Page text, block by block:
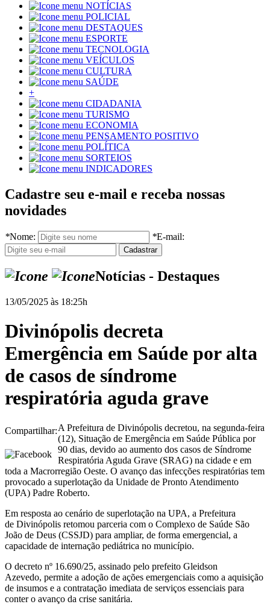
NOTÍCIAS
POLICIAL
DESTAQUES
ESPORTE
TECNOLOGIA
VEÍCULOS
CULTURA
SAÚDE
+
CIDADANIA
TURISMO
ECONOMIA
PENSAMENTO POSITIVO
POLÍTICA
SORTEIOS
INDICADORES
Cadastre seu e-mail e receba nossas
novidades
*Nome: *E-mail:
Notícias - Destaques
13/05/2025 às 18:25h
Divinópolis decreta
Emergência em Saúde por alta
de casos de síndrome
respiratória aguda grave
Compartilhar:A Prefeitura de Divinópolis decretou, na segunda-feira
(12), Situação de Emergência em Saúde Pública por
90 dias, devido ao aumento dos casos de Síndrome
Respiratória Aguda Grave (SRAG) na cidade e em
toda a Macrorregião Oeste. O avanço das infecções respiratórias tem
provocado a superlotação da Unidade de Pronto Atendimento
(UPA) Padre Roberto.
Em resposta ao cenário de superlotação na UPA, a Prefeitura
de Divinópolis retomou parceria com o Complexo de Saúde São
João de Deus (CSSJD) para ampliar, de forma emergencial, a
capacidade de internação pediátrica no município.
O decreto nº 16.690/25, assinado pelo prefeito Gleidson
Azevedo, permite a adoção de ações emergenciais como a aquisição
de insumos e a contratação imediata de serviços essenciais para
conter o avanço da crise sanitária.